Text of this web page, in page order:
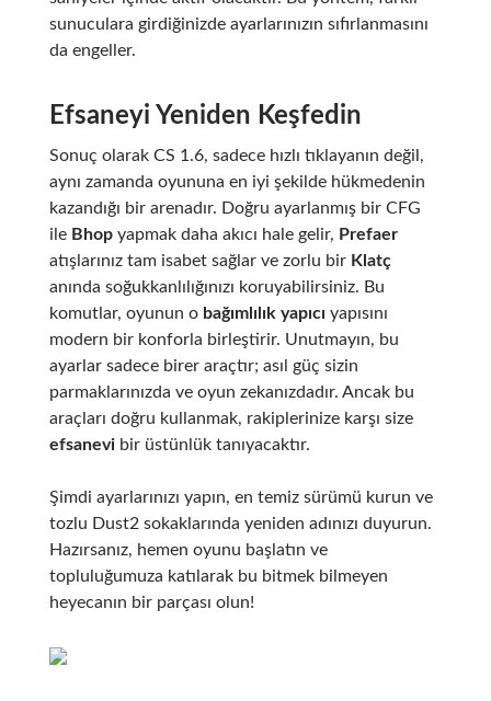
sunuculara girdiğinizde ayarlarınızın sıfırlanmasını
da engeller.
Efsaneyi Yeniden Keşfedin
Sonuç olarak CS 1.6, sadece hızlı tıklayanın değil,
aynı zamanda oyununa en iyi şekilde hükmedenin
kazandığı bir arenadır. Doğru ayarlanmış bir CFG
ile Bhopyapmak daha akıcı hale gelir, Prefaer
atışlarınız tam isabet sağlar ve zorlu bir Klatç
anında soğukkanlılığınızı koruyabilirsiniz. Bu
komutlar, oyunun o bağımlılık yapıcı yapısını
modern bir konforla birleştirir. Unutmayın, bu
ayarlar sadece birer araçtır; asıl güç sizin
parmaklarınızda ve oyun zekanızdadır. Ancak bu
araçları doğru kullanmak, rakiplerinize karşı size
efsanevibir üstünlük tanıyacaktır.
Şimdi ayarlarınızı yapın, en temiz sürümü kurun ve
tozlu Dust2 sokaklarında yeniden adınızı duyurun.
Hazırsanız, hemen oyunu başlatın ve
topluluğumuza katılarak bu bitmek bilmeyen
heyecanın bir parçası olun!